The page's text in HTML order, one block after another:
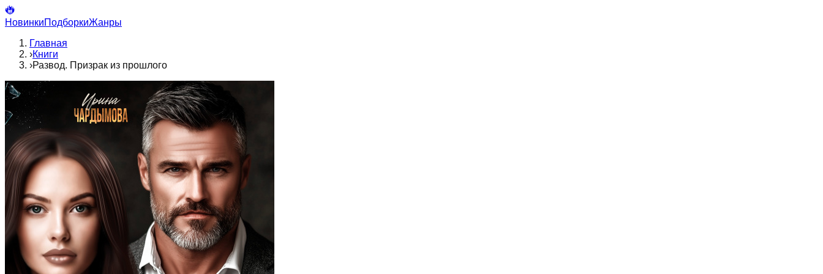
НовинкиПодборкиЖанры
Главная
›Книги
›Развод. Призрак из прошлого